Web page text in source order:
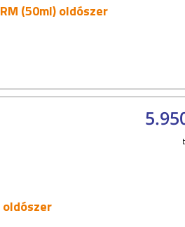
(50ml) oldószer
oldószer